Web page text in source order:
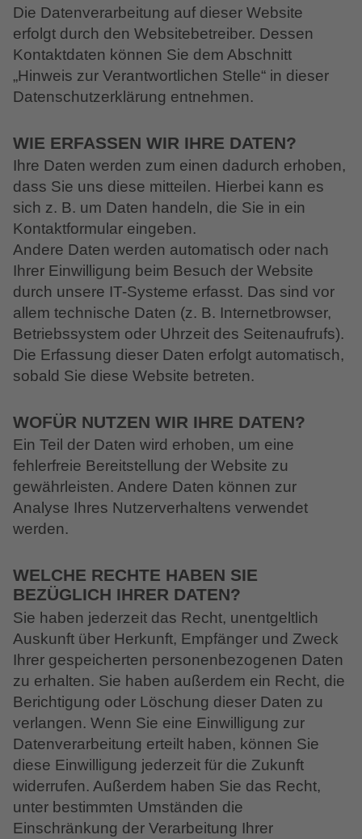
Die Datenverarbeitung auf dieser Website
erfolgt durch den Websitebetreiber. Dessen
Kontaktdaten können Sie dem Abschnitt
„Hinweis zur Verantwortlichen Stelle“ in dieser
Datenschutzerklärung entnehmen.
WIE ERFASSEN WIR IHRE DATEN?
Ihre Daten werden zum einen dadurch erhoben,
dass Sie uns diese mitteilen. Hierbei kann es
sich z. B. um Daten handeln, die Sie in ein
Kontaktformular eingeben.
Andere Daten werden automatisch oder nach
Ihrer Einwilligung beim Besuch der Website
durch unsere IT-Systeme erfasst. Das sind vor
allem technische Daten (z. B. Internetbrowser,
Betriebssystem oder Uhrzeit des Seitenaufrufs).
Die Erfassung dieser Daten erfolgt automatisch,
sobald Sie diese Website betreten.
WOFÜR NUTZEN WIR IHRE DATEN?
Ein Teil der Daten wird erhoben, um eine
fehlerfreie Bereitstellung der Website zu
gewährleisten. Andere Daten können zur
Analyse Ihres Nutzerverhaltens verwendet
werden.
WELCHE RECHTE HABEN SIE
BEZÜGLICH IHRER DATEN?
Sie haben jederzeit das Recht, unentgeltlich
Auskunft über Herkunft, Empfänger und Zweck
Ihrer gespeicherten personenbezogenen Daten
zu erhalten. Sie haben außerdem ein Recht, die
Berichtigung oder Löschung dieser Daten zu
verlangen. Wenn Sie eine Einwilligung zur
Datenverarbeitung erteilt haben, können Sie
diese Einwilligung jederzeit für die Zukunft
widerrufen. Außerdem haben Sie das Recht,
unter bestimmten Umständen die
Einschränkung der Verarbeitung Ihrer